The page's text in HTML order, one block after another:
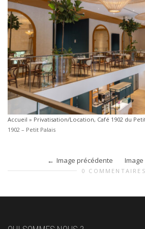
Accueil » Privatisation/Location, Café 1902 du
1902 – Petit Palais
Image précédente
0 COMMENTAIRES